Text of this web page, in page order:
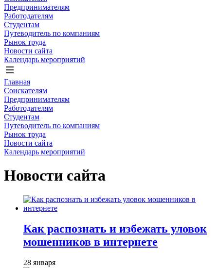
Предпринимателям
Работодателям
Студентам
Путеводитель по компаниям
Рынок труда
Новости сайта
Календарь мероприятий
Главная
Соискателям
Предпринимателям
Работодателям
Студентам
Путеводитель по компаниям
Рынок труда
Новости сайта
Календарь мероприятий
Новости сайта
Как распознать и избежать уловок
мошенников в интернете
28 января